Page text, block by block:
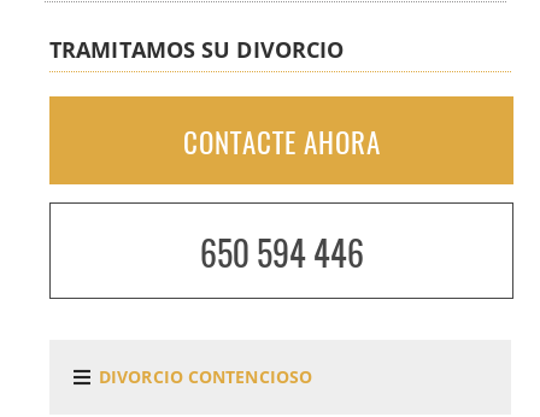
TRAMITAMOS SU DIVORCIO
CONTACTE AHORA
650 594 446
DIVORCIO CONTENCIOSO